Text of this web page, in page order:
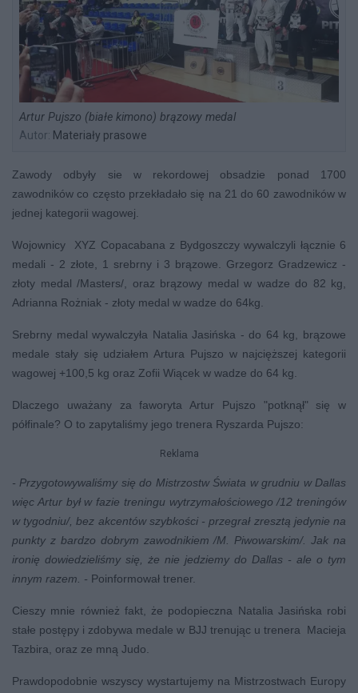
Artur Pujszo (białe kimono) brązowy medal
Autor: Materiały prasowe
Zawody odbyły sie w rekordowej obsadzie ponad 1700
zawodników co często przekładało się na 21 do 60 zawodników w
jednej kategorii wagowej.
Wojownicy XYZ Copacabana z Bydgoszczy wywalczyli łącznie 6
medali - 2 złote, 1 srebrny i 3 brązowe. Grzegorz Gradzewicz -
złoty medal /Masters/, oraz brązowy medal w wadze do 82 kg,
Adrianna Rożniak - złoty medal w wadze do 64kg.
Srebrny medal wywalczyła Natalia Jasińska - do 64 kg, brązowe
medale stały się udziałem Artura Pujszo w najcięższej kategorii
wagowej +100,5 kg oraz Zofii Wiącek w wadze do 64 kg.
Dlaczego uważany za faworyta Artur Pujszo "potknął" się w
półfinale? O to zapytaliśmy jego trenera Ryszarda Pujszo:
Reklama
- Przygotowywaliśmy się do Mistrzostw Świata w grudniu w Dallas
więc Artur był w fazie treningu wytrzymałościowego /12 treningów
w tygodniu/, bez akcentów szybkości - przegrał zresztą jedynie na
punkty z bardzo dobrym zawodnikiem /M. Piwowarskim/. Jak na
ironię dowiedzieliśmy się, że nie jedziemy do Dallas - ale o tym
innym razem. - Poinformował trener.
Cieszy mnie również fakt, że podopieczna Natalia Jasińska robi
stałe postępy i zdobywa medale w BJJ trenując u trenera Macieja
Tazbira, oraz ze mną Judo.
Prawdopodobnie wszyscy wystartujemy na Mistrzostwach Europy